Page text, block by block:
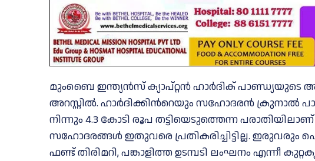
മുംബൈ ഇന്ത്യൻസ് ക്യാപ്റ്റൻ ഹാർദിക്
അറസ്റ്റിൽ. ഹാർദിക്കിന്‍റെയും സഹോദരൻ ക്രുനാൽ
നിന്നും 4.3 കോടി രൂപ തട്ടിയെടുത്തെന്ന
സഹോദരങ്ങള്‍ ഇതുവരെ പ്രതികരിച്ചിട്ടില്ല. ഇരുവരും
ഫണ്ട് തിരിമറി, പങ്കാളിത്ത ഉടമ്പടി ലംഘനം എന്നീ